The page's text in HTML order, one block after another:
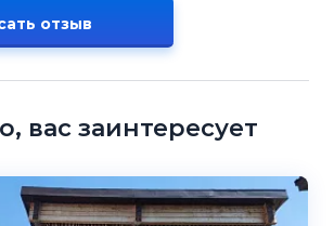
отзыв
вас заинтересует